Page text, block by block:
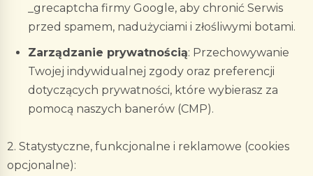
_grecaptcha firmy Google, aby chronić Serwis
przed spamem, nadużyciami i złośliwymi botami.
Zarządzanie prywatnością: Przechowywanie
Twojej indywidualnej zgody oraz preferencji
dotyczących prywatności, które wybierasz za
pomocą naszych banerów (CMP).
2. Statystyczne, funkcjonalne i reklamowe (cookies
opcjonalne):